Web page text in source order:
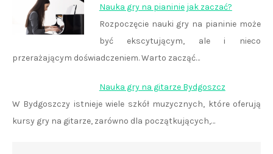
Nauka gry na pianinie jak zaczać?
Rozpoczęcie nauki gry na pianinie może
być ekscytującym, ale i nieco
przerażającym doświadczeniem. Warto zacząć…
Nauka gry na gitarze Bydgoszcz
W Bydgoszczy istnieje wiele szkół muzycznych, które oferują
kursy gry na gitarze, zarówno dla początkujących,…